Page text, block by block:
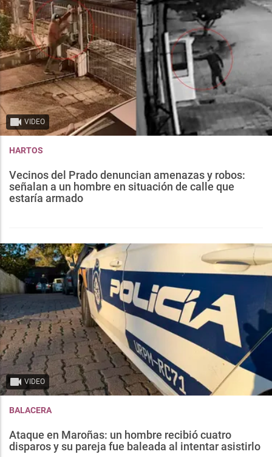
VIDEO
HARTOS
Vecinos del Prado denuncian amenazas y robos:
señalan a un hombre en situación de calle que
estaría armado
VIDEO
BALACERA
Ataque en Maroñas: un hombre recibió cuatro
disparos y su pareja fue baleada al intentar asistirlo